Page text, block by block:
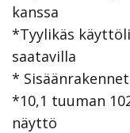
kanssa
*Tyylikäs
saatavilla
*
*10,1 tuuman
näyttö